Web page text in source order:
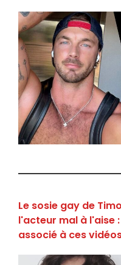
Le sosie gay de
l'acteur mal à l'aise
associé à ces